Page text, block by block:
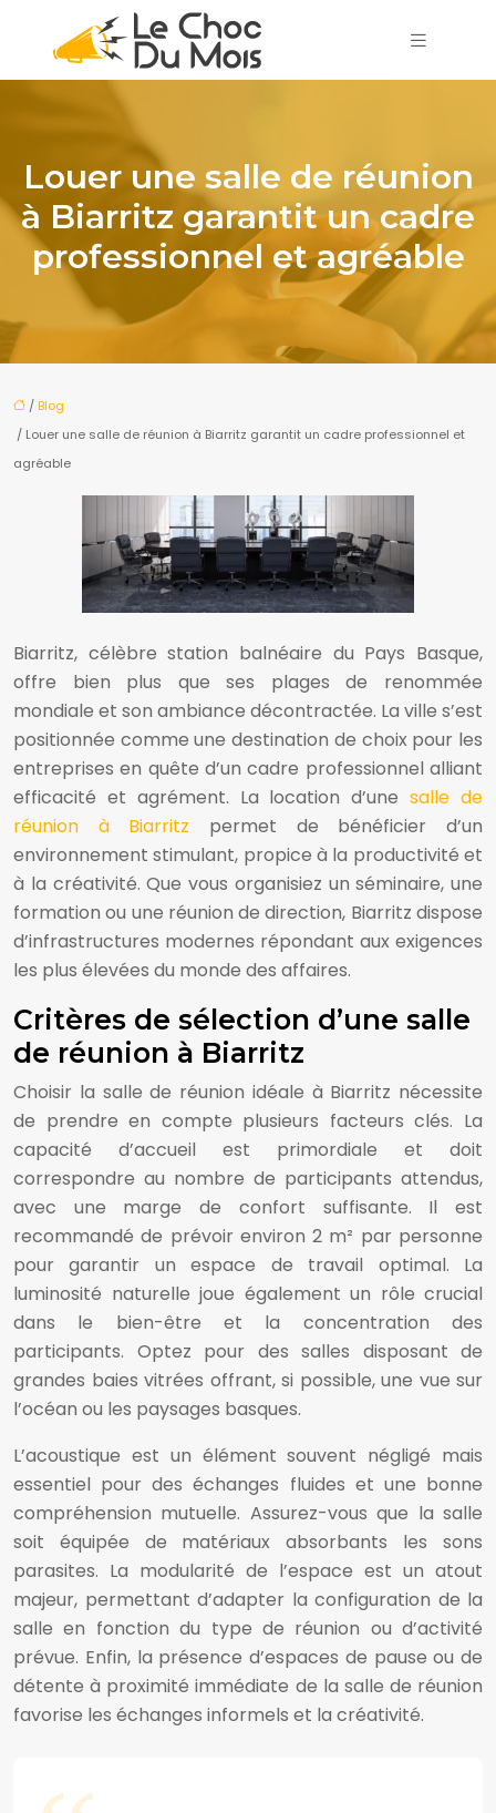
Louer une salle de réunion
à Biarritz garantit un cadre
professionnel et agréable
/Blog
/ Louer une salle de réunion à Biarritz garantit un cadre professionnel et
agréable
Biarritz, célèbre station balnéaire du Pays Basque,
offre bien plus que ses plages de renommée
mondiale et son ambiance décontractée. La ville s’est
positionnée comme une destination de choix pour les
entreprises en quête d’un cadre professionnel alliant
efficacité et agrément. La location d’unesalle de
réunion à Biarritz permet de bénéficier d’un
environnement stimulant, propice à la productivité et
à la créativité. Que vous organisiez un séminaire, une
formation ou une réunion de direction, Biarritz dispose
d’infrastructures modernes répondant aux exigences
les plus élevées du monde des affaires.
Critères de sélection d’une salle
de réunion à Biarritz
Choisir la salle de réunion idéale à Biarritz nécessite
de prendre en compte plusieurs facteurs clés. La
capacité d’accueil est primordiale et doit
correspondre au nombre de participants attendus,
avec une marge de confort suffisante. Il est
recommandé de prévoir environ 2 m² par personne
pour garantir un espace de travail optimal. La
luminosité naturelle joue également un rôle crucial
dans le bien-être et la concentration des
participants. Optez pour des salles disposant de
grandes baies vitrées offrant, si possible, une vue sur
l’océan ou les paysages basques.
L’acoustique est un élément souvent négligé mais
essentiel pour des échanges fluides et une bonne
compréhension mutuelle. Assurez-vous que la salle
soit équipée de matériaux absorbants les sons
parasites. La modularité de l’espace est un atout
majeur, permettant d’adapter la configuration de la
salle en fonction du type de réunion ou d’activité
prévue. Enfin, la présence d’espaces de pause ou de
détente à proximité immédiate de la salle de réunion
favorise les échanges informels et la créativité.